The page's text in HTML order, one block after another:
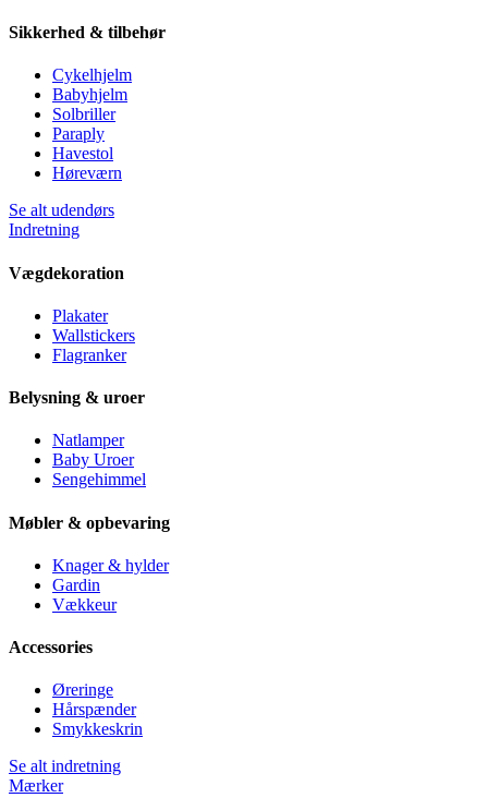
Sikkerhed & tilbehør
Cykelhjelm
Babyhjelm
Solbriller
Paraply
Havestol
Høreværn
Se alt udendørs
Indretning
Vægdekoration
Plakater
Wallstickers
Flagranker
Belysning & uroer
Natlamper
Baby Uroer
Sengehimmel
Møbler & opbevaring
Knager & hylder
Gardin
Vækkeur
Accessories
Øreringe
Hårspænder
Smykkeskrin
Se alt indretning
Mærker